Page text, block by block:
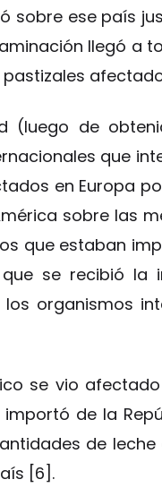
sobre ese país
llegó a
(luego de
que
en Europa
sobre las
que estaban
se recibió la
organismos
se vio
de la
de
[6].